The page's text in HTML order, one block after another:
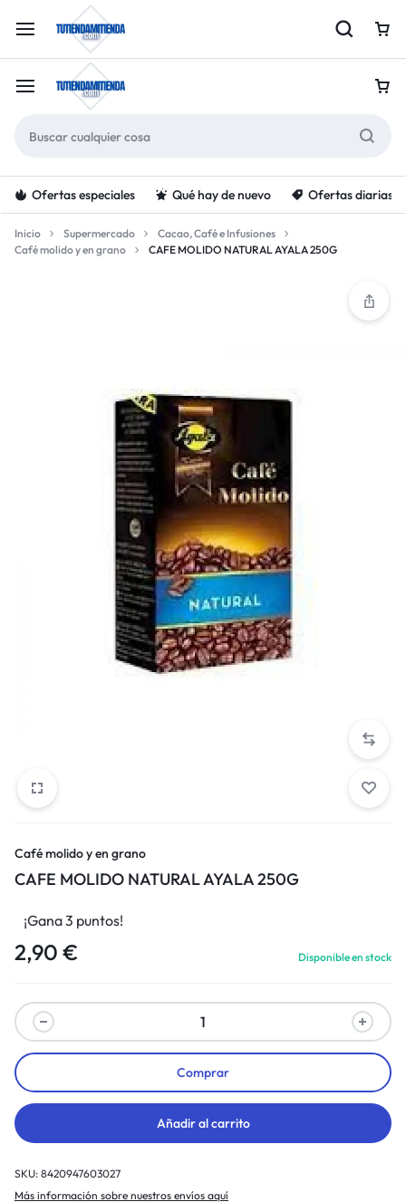
Ofertas especiales Qué hay de nuevo Ofertas diarias
Inicio Supermercado
Cacao, Café e Infusiones
Café molido y en grano
CAFE MOLIDO NATURAL AYALA 250G
Café molido y en grano
CAFE MOLIDO NATURAL AYALA 250G
¡Gana 3 puntos!
2,90 € Disponible en stock
Añadir al carrito
Comprar
SKU: 8420947603027
Más información sobre nuestros envíos aquí